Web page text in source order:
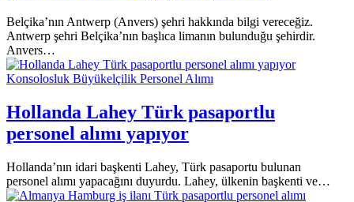
Belçika’nın Antwerp (Anvers) şehri hakkında bilgi vereceğiz.
Antwerp şehri Belçika’nın başlıca limanın bulunduğu şehirdir.
Anvers…
Konsolosluk Büyükelçilik Personel Alımı
Hollanda Lahey Türk pasaportlu
personel alımı yapıyor
Hollanda’nın idari başkenti Lahey, Türk pasaportu bulunan
personel alımı yapacağını duyurdu. Lahey, ülkenin başkenti ve…